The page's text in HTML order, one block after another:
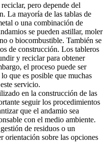
pero depende del
La mayoría de las tablas de
o una combinación de
se pueden astillar, moler
o biocombustible. También se
de construcción. Los tableros
y reciclar para obtener
el proceso puede ser
que es posible que muchas
servicio.
en la construcción de las
seguir los procedimientos
que el andamio sea
con el medio ambiente.
de residuos o un
orientación sobre las opciones